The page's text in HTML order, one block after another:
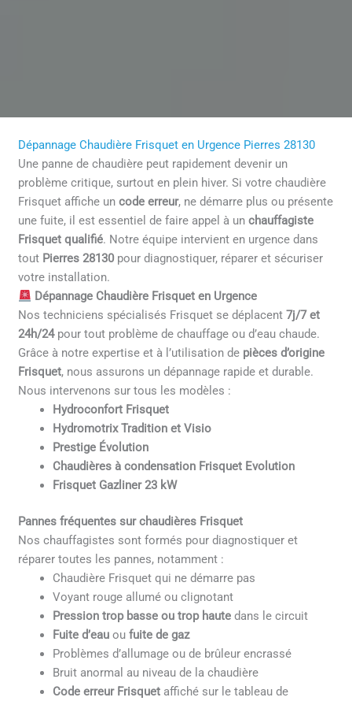
Dépannage Chaudière Frisquet en Urgence Pierres 28130
Une panne de chaudière peut rapidement devenir un
problème critique, surtout en plein hiver. Si votre chaudière
Frisquet affiche uncode erreur, ne démarre plus ou présente
une fuite, il est essentiel de faire appel à unchauffagiste
Frisquet qualifié. Notre équipe intervient en urgence dans
tout Pierres 28130 pour diagnostiquer, réparer et sécuriser
votre installation.
Dépannage Chaudière Frisquet en Urgence
Nos techniciens spécialisés Frisquet se déplacent7j/7 et
24h/24pour tout problème de chauffage ou d’eau chaude.
Grâce à notre expertise et à l’utilisation de pièces d’origine
Frisquet, nous assurons un dépannage rapide et durable.
Nous intervenons sur tous les modèles :
Hydroconfort Frisquet
Hydromotrix Tradition et Visio
Prestige Évolution
Chaudières à condensation Frisquet Evolution
Frisquet Gazliner 23 kW
Pannes fréquentes sur chaudières Frisquet
Nos chauffagistes sont formés pour diagnostiquer et
réparer toutes les pannes, notamment :
Chaudière Frisquet qui ne démarre pas
Voyant rouge allumé ou clignotant
Pression trop basse ou trop haute dans le circuit
Fuite d’eau oufuite de gaz
Problèmes d’allumage ou de brûleur encrassé
Bruit anormal au niveau de la chaudière
Code erreur Frisquet affiché sur le tableau de